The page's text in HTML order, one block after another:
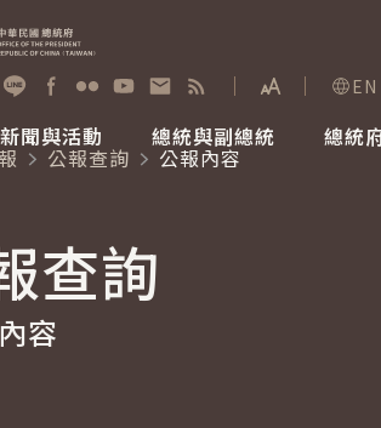
展開字級選單
EN
委員會
新聞與活動 總統與副總統 總統
公報查詢
公報內容
查詢
容